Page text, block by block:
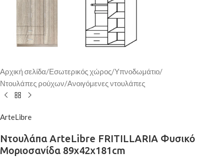
Αρχική σελίδα/Εσωτερικός χώρος/Υπνοδωμάτιο/
Ντουλάπες ρούχων/Ανοιγόμενες ντουλάπες
ArteLibre
Ντουλάπα ArteLibre FRITILLARIA Φυσικό
Μοριοσανίδα 89x42x181cm